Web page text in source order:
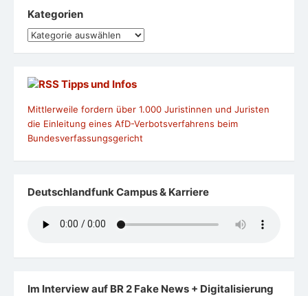
Kategorien
Kategorien
Tipps und Infos
Mittlerweile fordern über 1.000 Juristinnen und Juristen
die Einleitung eines AfD-Verbotsverfahrens beim
Bundesverfassungsgericht
Deutschlandfunk Campus & Karriere
Im Interview auf BR 2 Fake News + Digitalisierung